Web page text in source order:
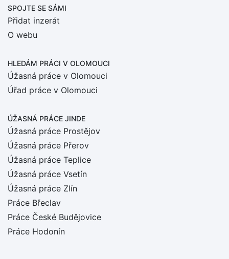
SPOJTE SE SÁMI
Přidat inzerát
O webu
HLEDÁM PRÁCI V OLOMOUCI
Úžasná práce v Olomouci
Úřad práce v Olomouci
ÚŽASNÁ PRÁCE JINDE
Úžasná práce Prostějov
Úžasná práce Přerov
Úžasná práce Teplice
Úžasná práce Vsetín
Úžasná práce Zlín
Práce Břeclav
Práce České Budějovice
Práce Hodonín